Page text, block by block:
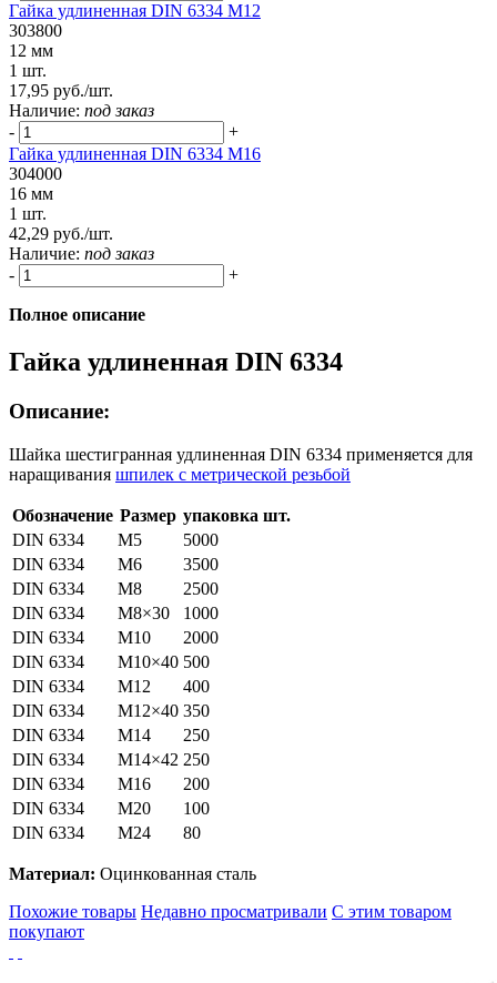
Гайка удлиненная DIN 6334 М12
303800
12 мм
1 шт.
17,95 руб./шт.
Наличие: под заказ
-
+
Гайка удлиненная DIN 6334 М16
304000
16 мм
1 шт.
42,29 руб./шт.
Наличие: под заказ
-
+
Полное описание
Гайка удлиненная DIN 6334
Описание:
Шайка шестигранная удлиненная DIN 6334 применяется для
наращивания шпилек с метрической резьбой
Обозначение Размер упаковка шт.
DIN 6334
М5
5000
DIN 6334
М6
3500
DIN 6334
М8
2500
DIN 6334
М8×30
1000
DIN 6334
М10
2000
DIN 6334
М10×40 500
DIN 6334
М12
400
DIN 6334
М12×40 350
DIN 6334
М14
250
DIN 6334
М14×42 250
DIN 6334
М16
200
DIN 6334
М20
100
DIN 6334
М24 80
Материал: Оцинкованная сталь
Похожие товары Недавно просматривали С этим товаром
покупают